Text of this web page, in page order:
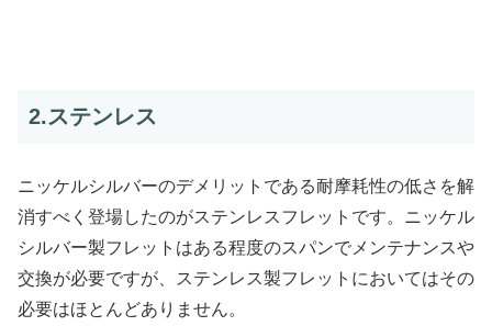
2.ステンレス
ニッケルシルバーのデメリットである耐摩耗性の低さを解
消すべく登場したのがステンレスフレットです。ニッケル
シルバー製フレットはある程度のスパンでメンテナンスや
交換が必要ですが、ステンレス製フレットにおいてはその
必要はほとんどありません。